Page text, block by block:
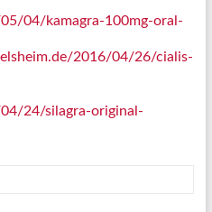
04/kamagra-100mg-oral-
2016/04/26/cialis-
24/silagra-original-